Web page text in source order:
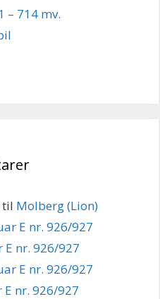
– 714 mv.
til Molberg (Lion)
E nr. 926/927
E nr. 926/927
E nr. 926/927
E nr. 926/927